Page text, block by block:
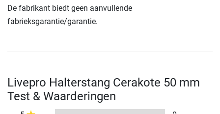
De fabrikant biedt geen aanvullende
fabrieksgarantie/garantie.
Livepro Halterstang Cerakote 50 mm
Test & Waarderingen